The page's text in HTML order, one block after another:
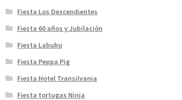
Fiesta Los Descendientes
Fiesta 60 años y Jubilación
Fiesta Labubu
Fiesta Peppa Pig
Fiesta Hotel Transilvania
Fiesta tortugas Ninja